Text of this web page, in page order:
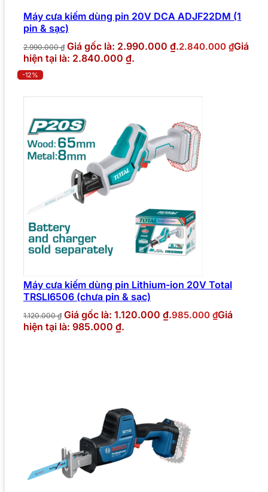
Máy cưa kiếm dùng pin 20V DCA ADJF22DM (1
pin & sạc)
2.990.000₫ Giá gốc là: 2.990.000 ₫.2.840.000 ₫Giá
hiện tại là: 2.840.000 ₫.
-12%
Máy cưa kiếm dùng pin Lithium-ion 20V Total
TRSLI6506 (chưa pin & sạc)
1.120.000₫ Giá gốc là: 1.120.000 ₫.985.000 ₫Giá
hiện tại là: 985.000 ₫.